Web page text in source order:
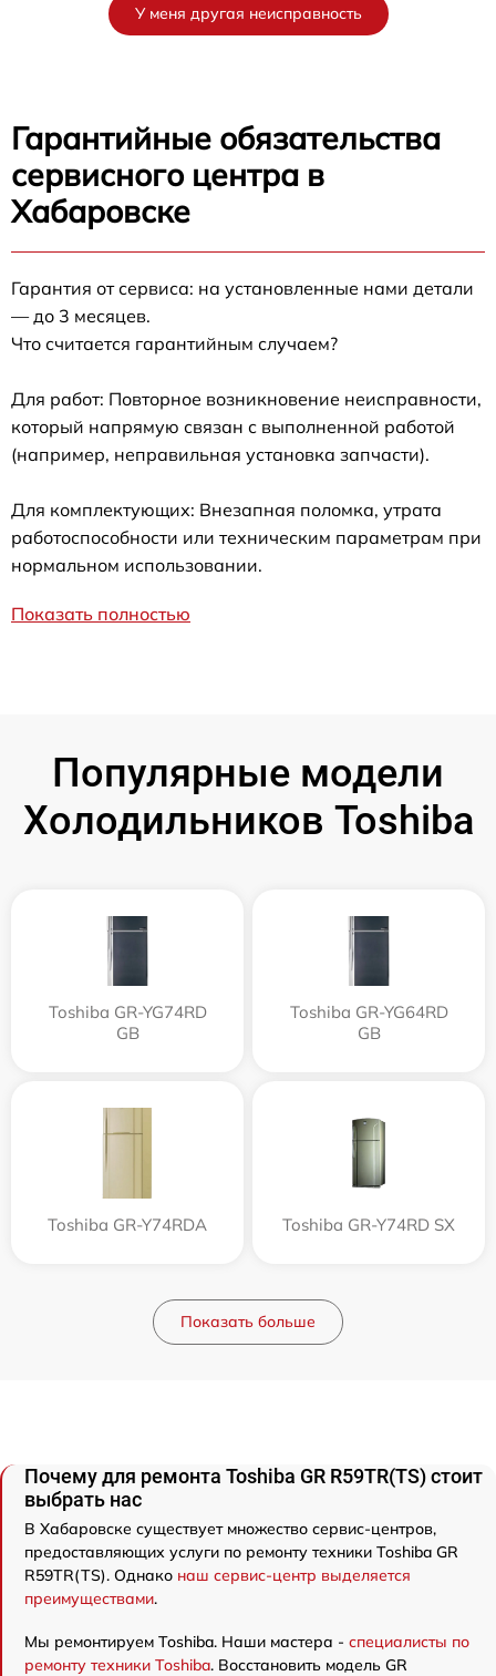
У меня другая неисправность
Гарантийные обязательства
сервисного центра в
Хабаровске
Гарантия от сервиса: на установленные нами детали
— до 3 месяцев.
Что считается гарантийным случаем?
Для работ: Повторное возникновение неисправности,
который напрямую связан с выполненной работой
(например, неправильная установка запчасти).
Для комплектующих: Внезапная поломка, утрата
работоспособности или техническим параметрам при
нормальном использовании.
Показать полностью
Популярные модели
Холодильников Toshiba
Toshiba GR-YG74RD
GB
Toshiba GR-YG64RD
GB
Toshiba GR-Y74RDA Toshiba GR-Y74RD SX
Показать больше
Почему для ремонта Toshiba GR R59TR(TS) стоит
выбрать нас
В Хабаровске существует множество сервис-центров,
предоставляющих услуги по ремонту техники Toshiba GR
R59TR(TS). Однако наш сервис-центр выделяется
преимуществами.
Мы ремонтируем Toshiba. Наши мастера - специалисты по
ремонту техники Toshiba. Восстановить модель GR